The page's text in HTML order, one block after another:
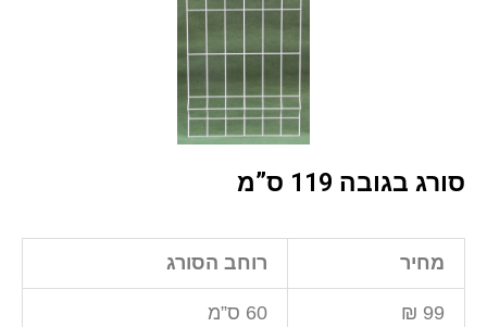
סורג בגובה 119 ס”מ
מחיר רוחב הסורג
99 ₪ 60 ס”מ